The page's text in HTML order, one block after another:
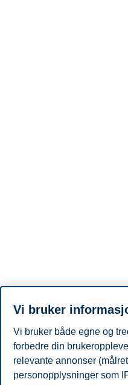
Vi bruker
Vi bruker både egne og
forbedre din
relevante annonser
personopplysninger som